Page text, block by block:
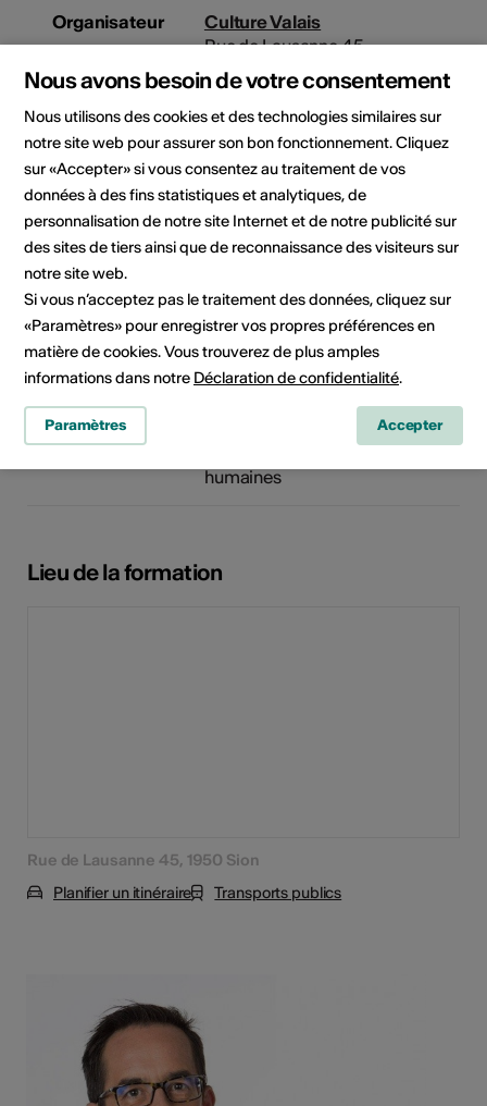
Organisateur
Culture Valais
Rue de Lausanne 45
1950 Sion
Téléphone +41 27 606 45 69
E-Mail
Site Internet
Rubriques
culturelles
Type de formation
Séance d'information
Public cible
artistes, acteurs culturels,
collaborateurs, responsables
d'une institution, responsables
de politique culturelle, toute
humaines
Lieu de la formation
Rue de Lausanne 45, 1950 Sion
Planifier un itinéraire
Transports publics
Nous avons besoin de votre consentement
Nous utilisons des cookies et des technologies similaires sur
notre site web pour assurer son bon fonctionnement. Cliquez
sur «Accepter» si vous consentez au traitement de vos
données à des fins statistiques et analytiques, de
personnalisation de notre site Internet et de notre publicité sur
des sites de tiers ainsi que de reconnaissance des visiteurs sur
notre site web.
Si vous n’acceptez pas le traitement des données, cliquez sur
«Paramètres» pour enregistrer vos propres préférences en
matière de cookies. Vous trouverez de plus amples
informations dans notre Déclaration de confidentialité.
Paramètres Accepter